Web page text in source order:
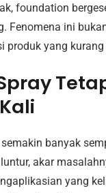
foundation
Fenomena ini
produk yang kurang
banyak
akar
yang